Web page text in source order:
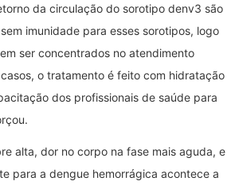
da circulação do sorotipo denv3 são
imunidade para esses sorotipos, logo
ser concentrados no atendimento
o tratamento é feito com hidratação
dos profissionais de saúde para
alta, dor no corpo na fase mais aguda, e
para a dengue hemorrágica acontece a